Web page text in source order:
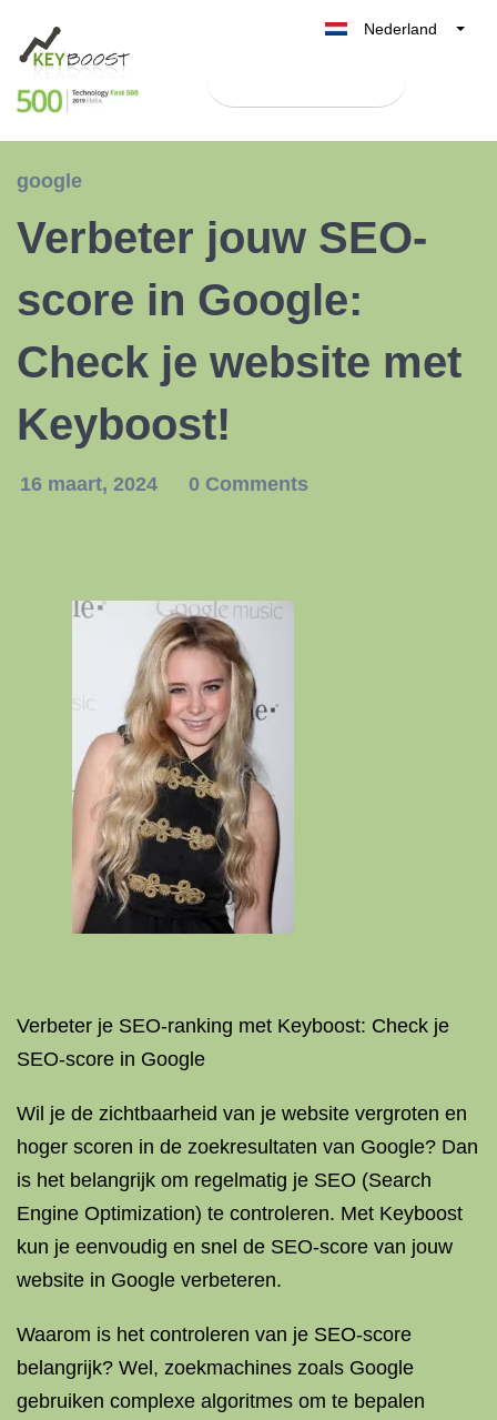
Nederland
België
España
google
Verbeter jouw SEO-
score in Google:
Check je website met
Keyboost!
16 maart, 2024 0 Comments
Verbeter je SEO-ranking met Keyboost: Check je
SEO-score in Google
Wil je de zichtbaarheid van je website vergroten en
hoger scoren in de zoekresultaten van Google? Dan
is het belangrijk om regelmatig je SEO (Search
Engine Optimization) te controleren. Met Keyboost
kun je eenvoudig en snel de SEO-score van jouw
website in Google verbeteren.
Waarom is het controleren van je SEO-score
belangrijk? Wel, zoekmachines zoals Google
gebruiken complexe algoritmes om te bepalen